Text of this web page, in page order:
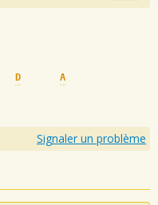
D
A
Signaler un problème